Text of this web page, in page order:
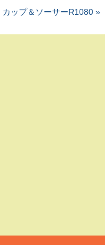
カップ＆ソーサーR1080 »